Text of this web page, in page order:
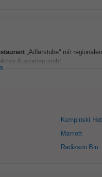
„Adlerstube“ mit
Auszeiten steht...
Kempinski
Marriott
Radisson Blu